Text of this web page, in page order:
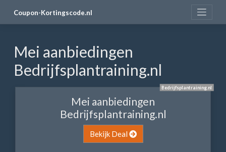
Coupon-Kortingscode.nl
Mei aanbiedingen
Bedrijfsplantraining.nl
Bedrijfsplantraining.nl
Mei aanbiedingen
Bedrijfsplantraining.nl
Bekijk Deal